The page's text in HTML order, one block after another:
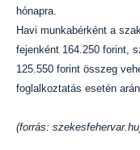
hónapra.
Havi munkabérként a
fejenként 164.250 forint,
125.550 forint összeg
foglalkoztatás esetén
(forrás: